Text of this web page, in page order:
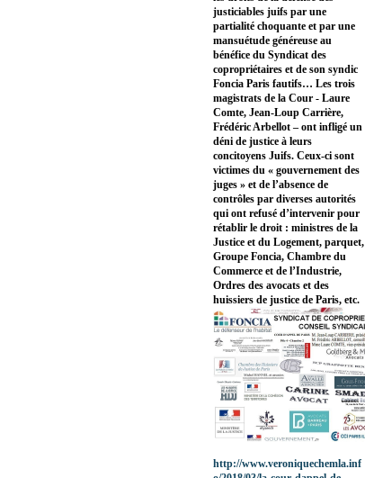
justiciables juifs par une
partialité choquante et par une
mansuétude généreuse au
bénéfice du Syndicat des
copropriétaires et de son syndic
Foncia Paris fautifs… Les trois
magistrats de la Cour - Laure
Comte, Jean-Loup Carrière,
Frédéric Arbellot – ont infligé un
déni de justice à leurs
concitoyens Juifs. Ceux-ci sont
victimes du « gouvernement des
juges » et de l’absence de
contrôles par diverses autorités
qui ont refusé d’intervenir pour
rétablir le droit : ministres de la
Justice et du Logement, parquet,
Groupe Foncia, Chambre du
Commerce et de l’Industrie,
Ordres des avocats et des
huissiers de justice de Paris, etc.
http://www.veroniquechemla.inf